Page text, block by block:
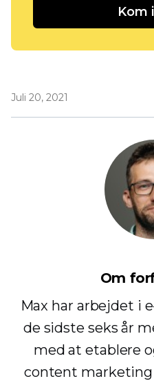
Kom
Juli 20, 2021
Om
Max har arbejdet i
de sidste seks år
med at etablere
content marketing